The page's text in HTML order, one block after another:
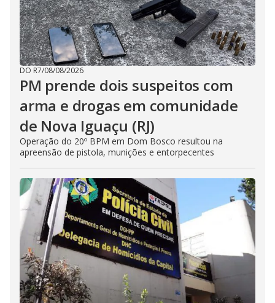
DO R7/08/08/2026
PM prende dois suspeitos com
arma e drogas em comunidade
de Nova Iguaçu (RJ)
Operação do 20º BPM em Dom Bosco resultou na
apreensão de pistola, munições e entorpecentes